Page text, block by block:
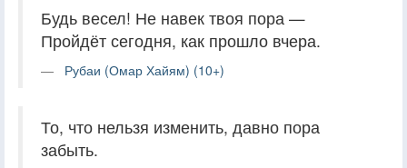
Будь весел! Не навек твоя пора —
Пройдёт сегодня, как прошло вчера.
Рубаи (Омар Хайям) (10+)
То, что нельзя изменить, давно пора
забыть.